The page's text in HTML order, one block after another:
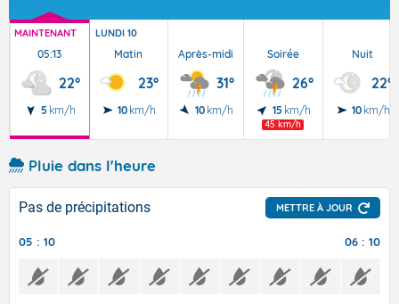
MAINTENANT
05:13
22°
5 km/h
LUNDI 10
Matin
23°
10 km/h
Après-midi
31°
10 km/h
Soirée
26°
15 km/h
45 km/h
Nuit
22°
10 km/h
Pluie dans l'heure
Pas de précipitations METTRE À JOUR
05 : 10 06 : 10